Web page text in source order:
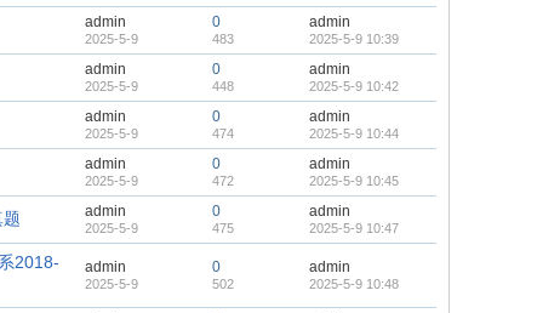
admin
2025-5-9
0
483
admin
2025-5-9 10:39
admin
2025-5-9
0
448
admin
2025-5-9 10:42
admin
2025-5-9
0
474
admin
2025-5-9 10:44
admin
2025-5-9
0
472
admin
2025-5-9 10:45
admin
2025-5-9
0
475
admin
2025-5-9 10:47
2018-
admin
2025-5-9
0
502
admin
2025-5-9 10:48